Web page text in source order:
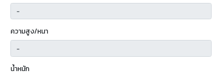
ความสูง/หนา
น้ำหนัก